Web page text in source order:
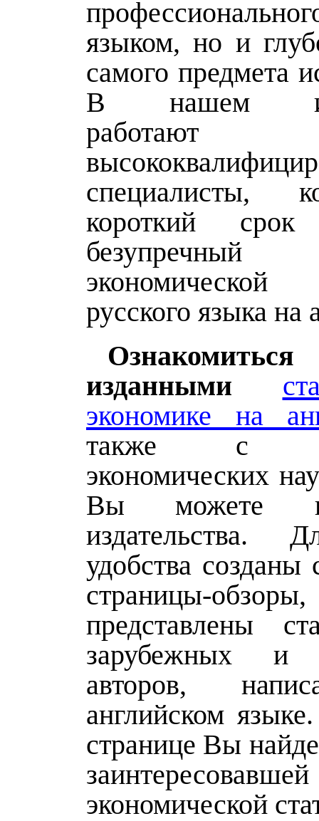
языком, но и
самого предмета
В нашем
работают
специалисты,
короткий срок
русского языка на
изданными
экономике на
также с
экономических
Вы можете
издательства.
удобства созданы
страницы-
представлены
зарубежных и
авторов,
английском
странице Вы
экономической